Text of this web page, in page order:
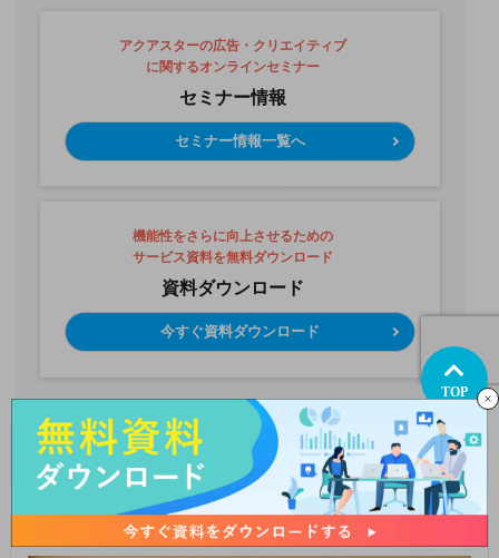
アクアスターの広告・クリエイティブ
に関するオンラインセミナー
セミナー情報
セミナー情報一覧へ
機能性をさらに向上させるための
サービス資料を無料ダウンロード
資料ダウンロード
今すぐ資料ダウンロード
お役立ち資料
ゲーム/版権イラスト実績集
TOP